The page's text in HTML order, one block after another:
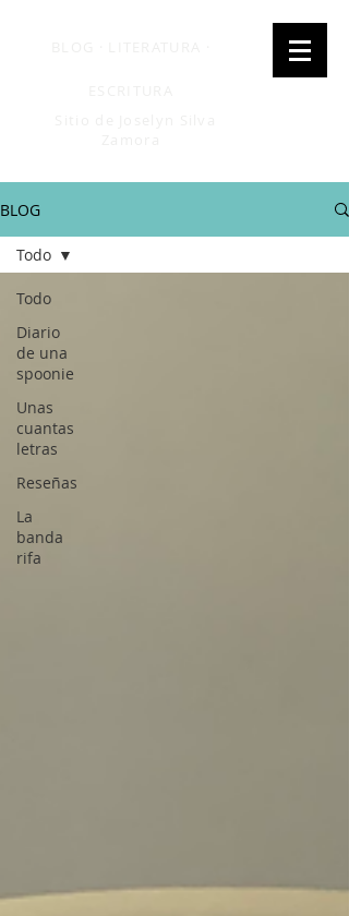
BLOG
Todo
Diario
de una
spoonie
Unas
cuantas
letras
Reseñas
La
banda
rifa
Todo